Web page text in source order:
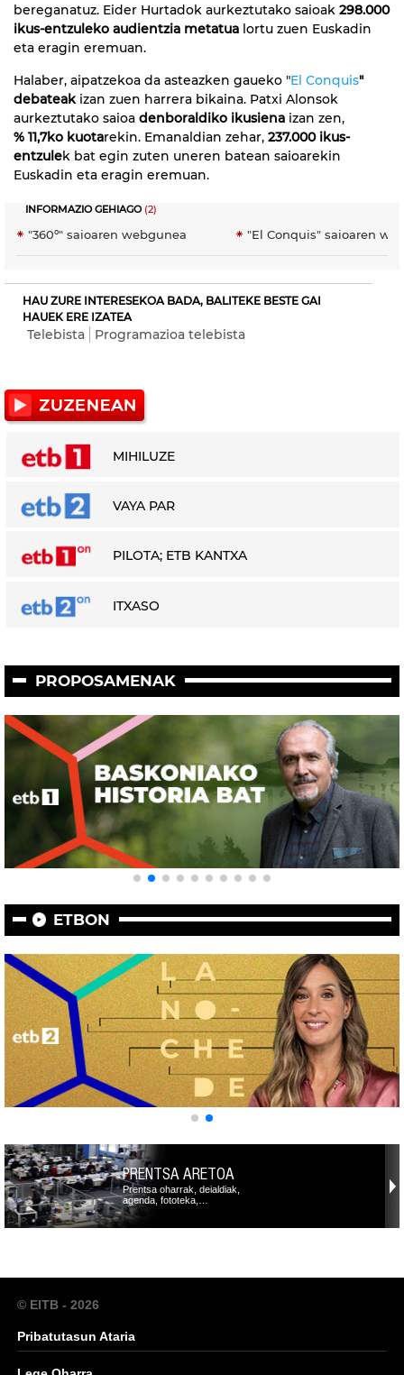
bereganatuz. Eider Hurtadok aurkeztutako saioak 298.000
ikus-entzuleko audientzia metatua lortu zuen Euskadin
eta eragin eremuan.
Halaber, aipatzekoa da asteazken gaueko "El Conquis"
debateakizan zuen harrera bikaina. Patxi Alonsok
aurkeztutako saioa denboraldiko ikusiena izan zen,
% 11,7ko kuotarekin. Emanaldian zehar, 237.000 ikus-
entzulek bat egin zuten uneren batean saioarekin
Euskadin eta eragin eremuan.
INFORMAZIO GEHIAGO(2)
"360º" saioaren webgunea "El Conquis" saioaren
HAU ZURE INTERESEKOA BADA, BALITEKE BESTE GAI
HAUEK ERE IZATEA
Telebista Programazioa telebista
MIHILUZE
VAYA PAR
PILOTA; ETB KANTXA
ITXASO
PROPOSAMENAK
ETBON
PRENTSA ARETOA
Prentsa oharrak, deialdiak,
agenda, fototeka,…
© EITB - 2026
Pribatutasun Ataria